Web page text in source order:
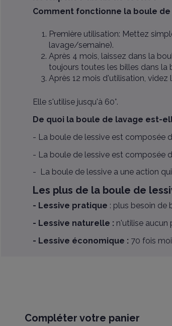
Comment fonctionne la boule de
Première utilisation: Mettez
lavage/semaine).
Après 4 mois, laissez dans la
toujours toutes les billes dans la
Après 12 mois d'utilisation,
Elle s'utilise jusqu'à 60°.
De quoi la boule de lavage est-
- La boule de lessive est composée
- La boule de lessive est composée
- La boule de lessive a une action
Les plus de la boule de
- Lessive pratique : plus besoin de
- Lessive naturelle : n'utilise aucun
- Lessive économique : 70 fois
Compléter votre panier